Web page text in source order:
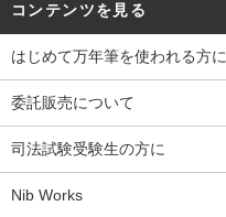
コンテンツを見る
はじめて万年筆を使われる方に
委託販売について
司法試験受験生の方に
Nib Works